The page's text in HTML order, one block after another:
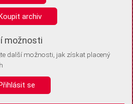
se jedná o stejné zařízení, a
do vašeho zařízení, abychom se
je kdykoli později upravit ve Správě
archiv
možnosti
další možnosti, jak získat placený
se